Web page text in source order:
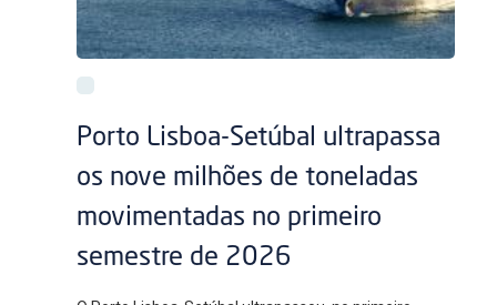
Porto Lisboa-Setúbal ultrapassa
os nove milhões de toneladas
movimentadas no primeiro
semestre de 2026